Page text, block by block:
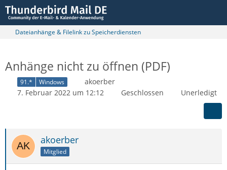
Dateianhänge & Filelink zu Speicherdiensten
Anhänge nicht zu öffnen (PDF)
91.* Windows
akoerber
7. Februar 2022 um 12:12
Geschlossen Unerledigt
akoerber
Mitglied